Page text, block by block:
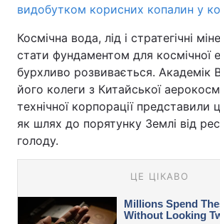
видобутком корисних копалин у
Космічна вода, лід і стратегічні
стати фундаментом для космічної
бурхливо розвивається. Академік
його колеги з Китайської
технічної корпорації представили
як шлях до порятунку Землі від
голоду.